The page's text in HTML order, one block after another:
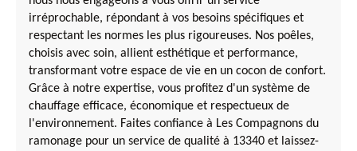
irréprochable, répondant à vos besoins spécifiques et
respectant les normes les plus rigoureuses. Nos poêles,
choisis avec soin, allient esthétique et performance,
transformant votre espace de vie en un cocon de confort.
Grâce à notre expertise, vous profitez d'un système de
chauffage efficace, économique et respectueux de
l'environnement. Faites confiance à Les Compagnons du
ramonage pour un service de qualité à 13340 et laissez-